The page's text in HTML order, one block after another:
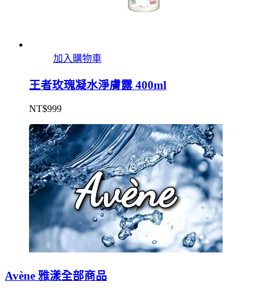
加入購物車
王者玫瑰凝水淨膚露 400ml
NT$999
Avène 雅漾全部商品